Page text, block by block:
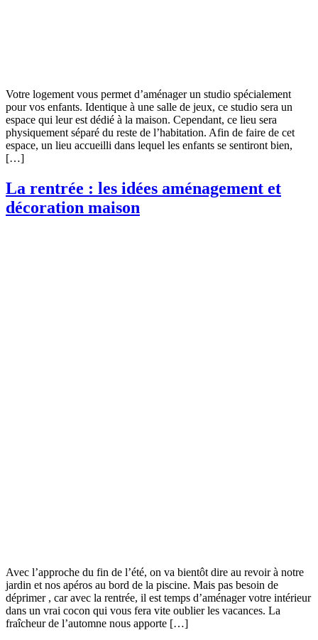
Votre logement vous permet d’aménager un studio spécialement
pour vos enfants. Identique à une salle de jeux, ce studio sera un
espace qui leur est dédié à la maison. Cependant, ce lieu sera
physiquement séparé du reste de l’habitation. Afin de faire de cet
espace, un lieu accueilli dans lequel les enfants se sentiront bien,
[…]
La rentrée : les idées aménagement et
décoration maison
Avec l’approche du fin de l’été, on va bientôt dire au revoir à notre
jardin et nos apéros au bord de la piscine. Mais pas besoin de
déprimer , car avec la rentrée, il est temps d’aménager votre intérieur
dans un vrai cocon qui vous fera vite oublier les vacances. La
fraîcheur de l’automne nous apporte […]